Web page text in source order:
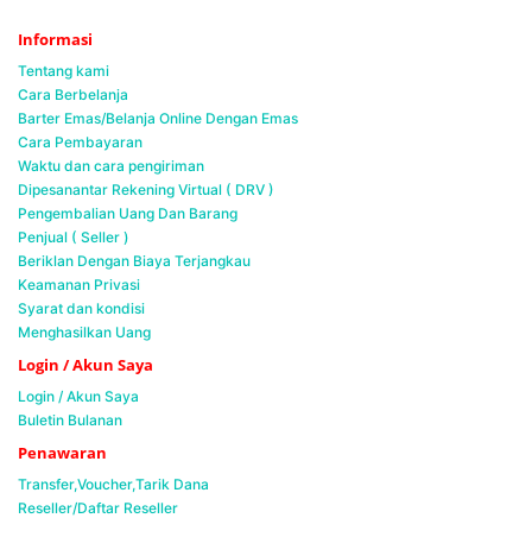
Informasi
Tentang kami
Cara Berbelanja
Barter Emas/Belanja Online Dengan Emas
Cara Pembayaran
Waktu dan cara pengiriman
Dipesanantar Rekening Virtual ( DRV )
Pengembalian Uang Dan Barang
Penjual ( Seller )
Beriklan Dengan Biaya Terjangkau
Keamanan Privasi
Syarat dan kondisi
Menghasilkan Uang
Login / Akun Saya
Login / Akun Saya
Buletin Bulanan
Penawaran
Transfer,Voucher,Tarik Dana
Reseller/Daftar Reseller